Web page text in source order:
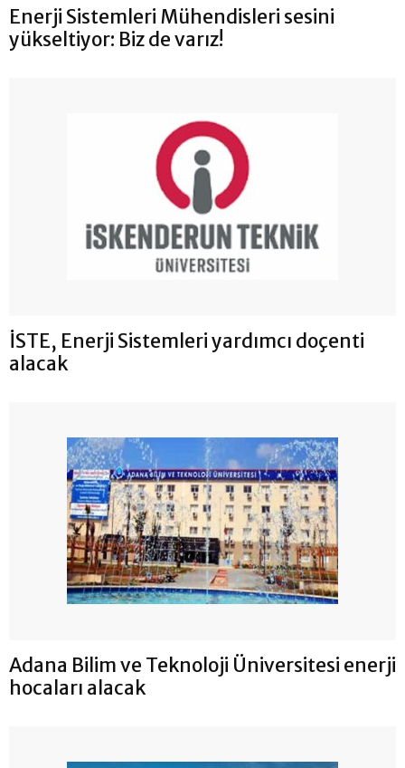
Enerji Sistemleri Mühendisleri sesini
yükseltiyor: Biz de varız!
İSTE, Enerji Sistemleri yardımcı doçenti
alacak
Adana Bilim ve Teknoloji Üniversitesi enerji
hocaları alacak